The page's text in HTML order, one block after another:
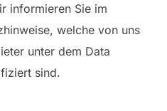
informieren Sie im
welche von uns
unter dem Data
sind.